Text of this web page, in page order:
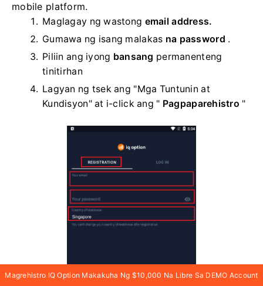
mobile platform.
Maglagay ng wastong email address.
Gumawa ng isang malakas na password .
Piliin ang iyong bansang permanenteng
tinitirhan
Lagyan ng tsek ang "Mga Tuntunin at
Kundisyon" at i-click ang " Pagpaparehistro "
Magrehistro IQ Option Makakuha Ng $10,000 Na Libre Sa DEMO Account